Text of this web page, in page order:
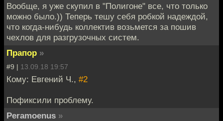
Вообще, я уже скупил в "Полигоне" все, что только
можно было.)) Теперь тешу себя робкой надеждой,
что когда-нибудь коллектив возьмется за пошив
чехлов для разгрузочных систем.
Прапор »
#9 | 13.09.18 19:57
Кому: Евгений Ч., #2
Пофиксили проблему.
Peramoenus »